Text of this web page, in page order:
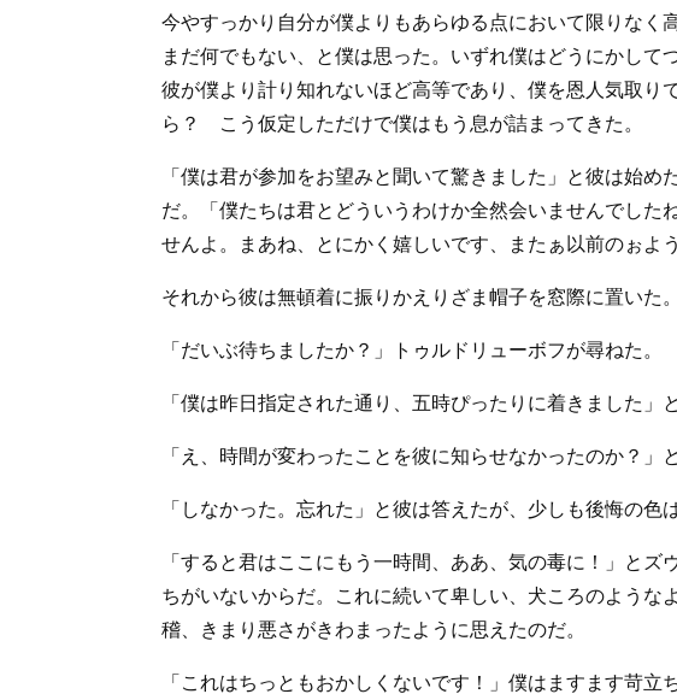
今やすっかり自分が僕よりもあらゆる点において限りな
まだ何でもない、と僕は思った。いずれ僕はどうにかして
彼が僕より計り知れないほど高等であり、僕を恩人気取
ら？ こう仮定しただけで僕はもう息が詰まってきた。
「僕は君が参加をお望みと聞いて驚きました」と彼は始
だ。「僕たちは君とどういうわけか全然会いませんでした
せんよ。まあね、とにかく嬉しいです、またぁ以前のぉよ
それから彼は無頓着に振りかえりざま帽子を窓際に置いた。
「だいぶ待ちましたか？」トゥルドリューボフが尋ねた。
「僕は昨日指定された通り、五時ぴったりに着きました
「え、時間が変わったことを彼に知らせなかったのか？」
「しなかった。忘れた」と彼は答えたが、少しも後悔の
「すると君はここにもう一時間、ああ、気の毒に！」と
ちがいないからだ。これに続いて卑しい、犬ころのよう
稽、きまり悪さがきわまったように思えたのだ。
「これはちっともおかしくないです！」僕はますます苛